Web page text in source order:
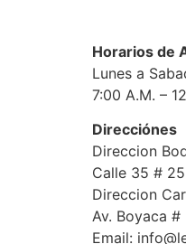
Horarios de
Lunes a
7:00 A.M. –
Direcciónes
Direccion
Calle 35 #
Direccion
Av. Boyaca
Email: